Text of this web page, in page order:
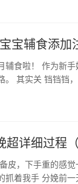
宝辅食添加
辅食啦！ 作为新
。 其实关 铛铛铛
详细过程（
皮，下手重的感
抓着我手 分娩前